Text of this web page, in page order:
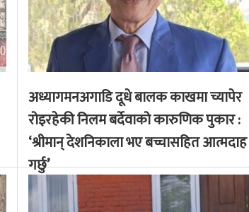
अध्यागमनअगाडि दूधे बालक काखमा च्यापेर
रोइरहेकी निलम बर्देवाको कारुणिक पुकार :
‘श्रीमान् देशनिकाला भए बच्चासहित आत्मदाह
गर्छु’
मङ्लबार, साउन १९, २०८३